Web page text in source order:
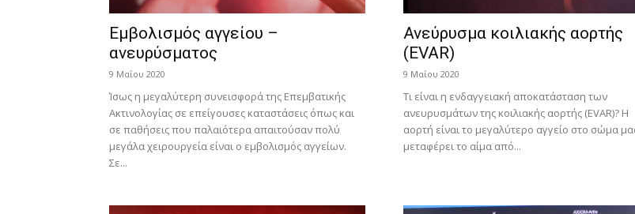
Εμβολισμός αγγείου –
ανευρύσματος
9 Μαΐου 2020
Ίσως η μεγαλύτερη συνεισφορά της Επεμβατικής
Ακτινολογίας σε επείγουσες καταστάσεις όπως και
σε παθήσεις που παλαιότερα απαιτούσαν πολύ
μεγάλα χειρουργεία είναι ο εμβολισμός αγγείων.
Σε...
Ανεύρυσμα κοιλιακής αορτής
(EVAR)
9 Μαΐου 2020
Τι είναι η ενδαγγειακή αποκατάσταση των
ανευρυσμάτων της κοιλιακής αορτής (EVAR)? Η
αορτή είναι το μεγαλύτερο αγγείο στο σώμα
μεταφέρει το αίμα από...